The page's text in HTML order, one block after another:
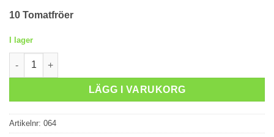
10 Tomatfröer
I lager
Tiny Tim mängd
LÄGG I VARUKORG
Artikelnr: 064